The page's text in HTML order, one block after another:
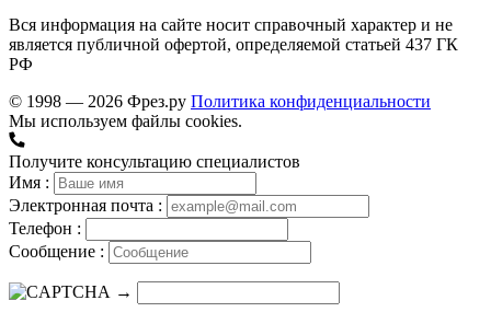
Вся информация на сайте носит справочный характер и не
является публичной офертой, определяемой статьей 437 ГК
РФ
© 1998 — 2026 Фрез.ру Политика конфиденциальности
Мы используем файлы cookies.
Получите консультацию специалистов
Имя :
Электронная почта :
Телефон :
Сообщение :
→